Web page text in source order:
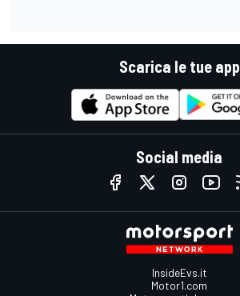
Scarica le tue app
Social media
InsideEvs.it
Motor1.com